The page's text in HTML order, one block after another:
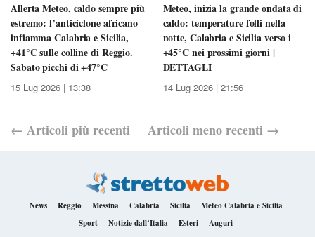
Allerta Meteo, caldo sempre più
estremo: l’anticiclone africano
infiamma Calabria e Sicilia,
+41°C sulle colline di Reggio.
Sabato picchi di +47°C
15 Lug 2026 | 13:38
Meteo, inizia la grande ondata di
caldo: temperature folli nella
notte, Calabria e Sicilia verso i
+45°C nei prossimi giorni |
DETTAGLI
14 Lug 2026 | 21:56
← Articolipiù recenti Articolimeno recenti →
News Reggio Messina Calabria Sicilia
Meteo Calabria e Sicilia
Sport
Notizie dall’Italia Esteri Auguri